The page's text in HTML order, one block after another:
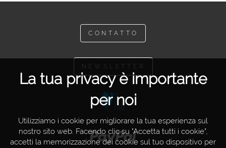
La tua privacy è importante
per noi
Utilizziamo i cookie per migliorare la tua esperienza sul
nostro sito web. Facendo clic su "Accetta tutti i cookie",
accetti la memorizzazione dei cookie sul tuo dispositivo per
CONTATTO
NEWSLETTER